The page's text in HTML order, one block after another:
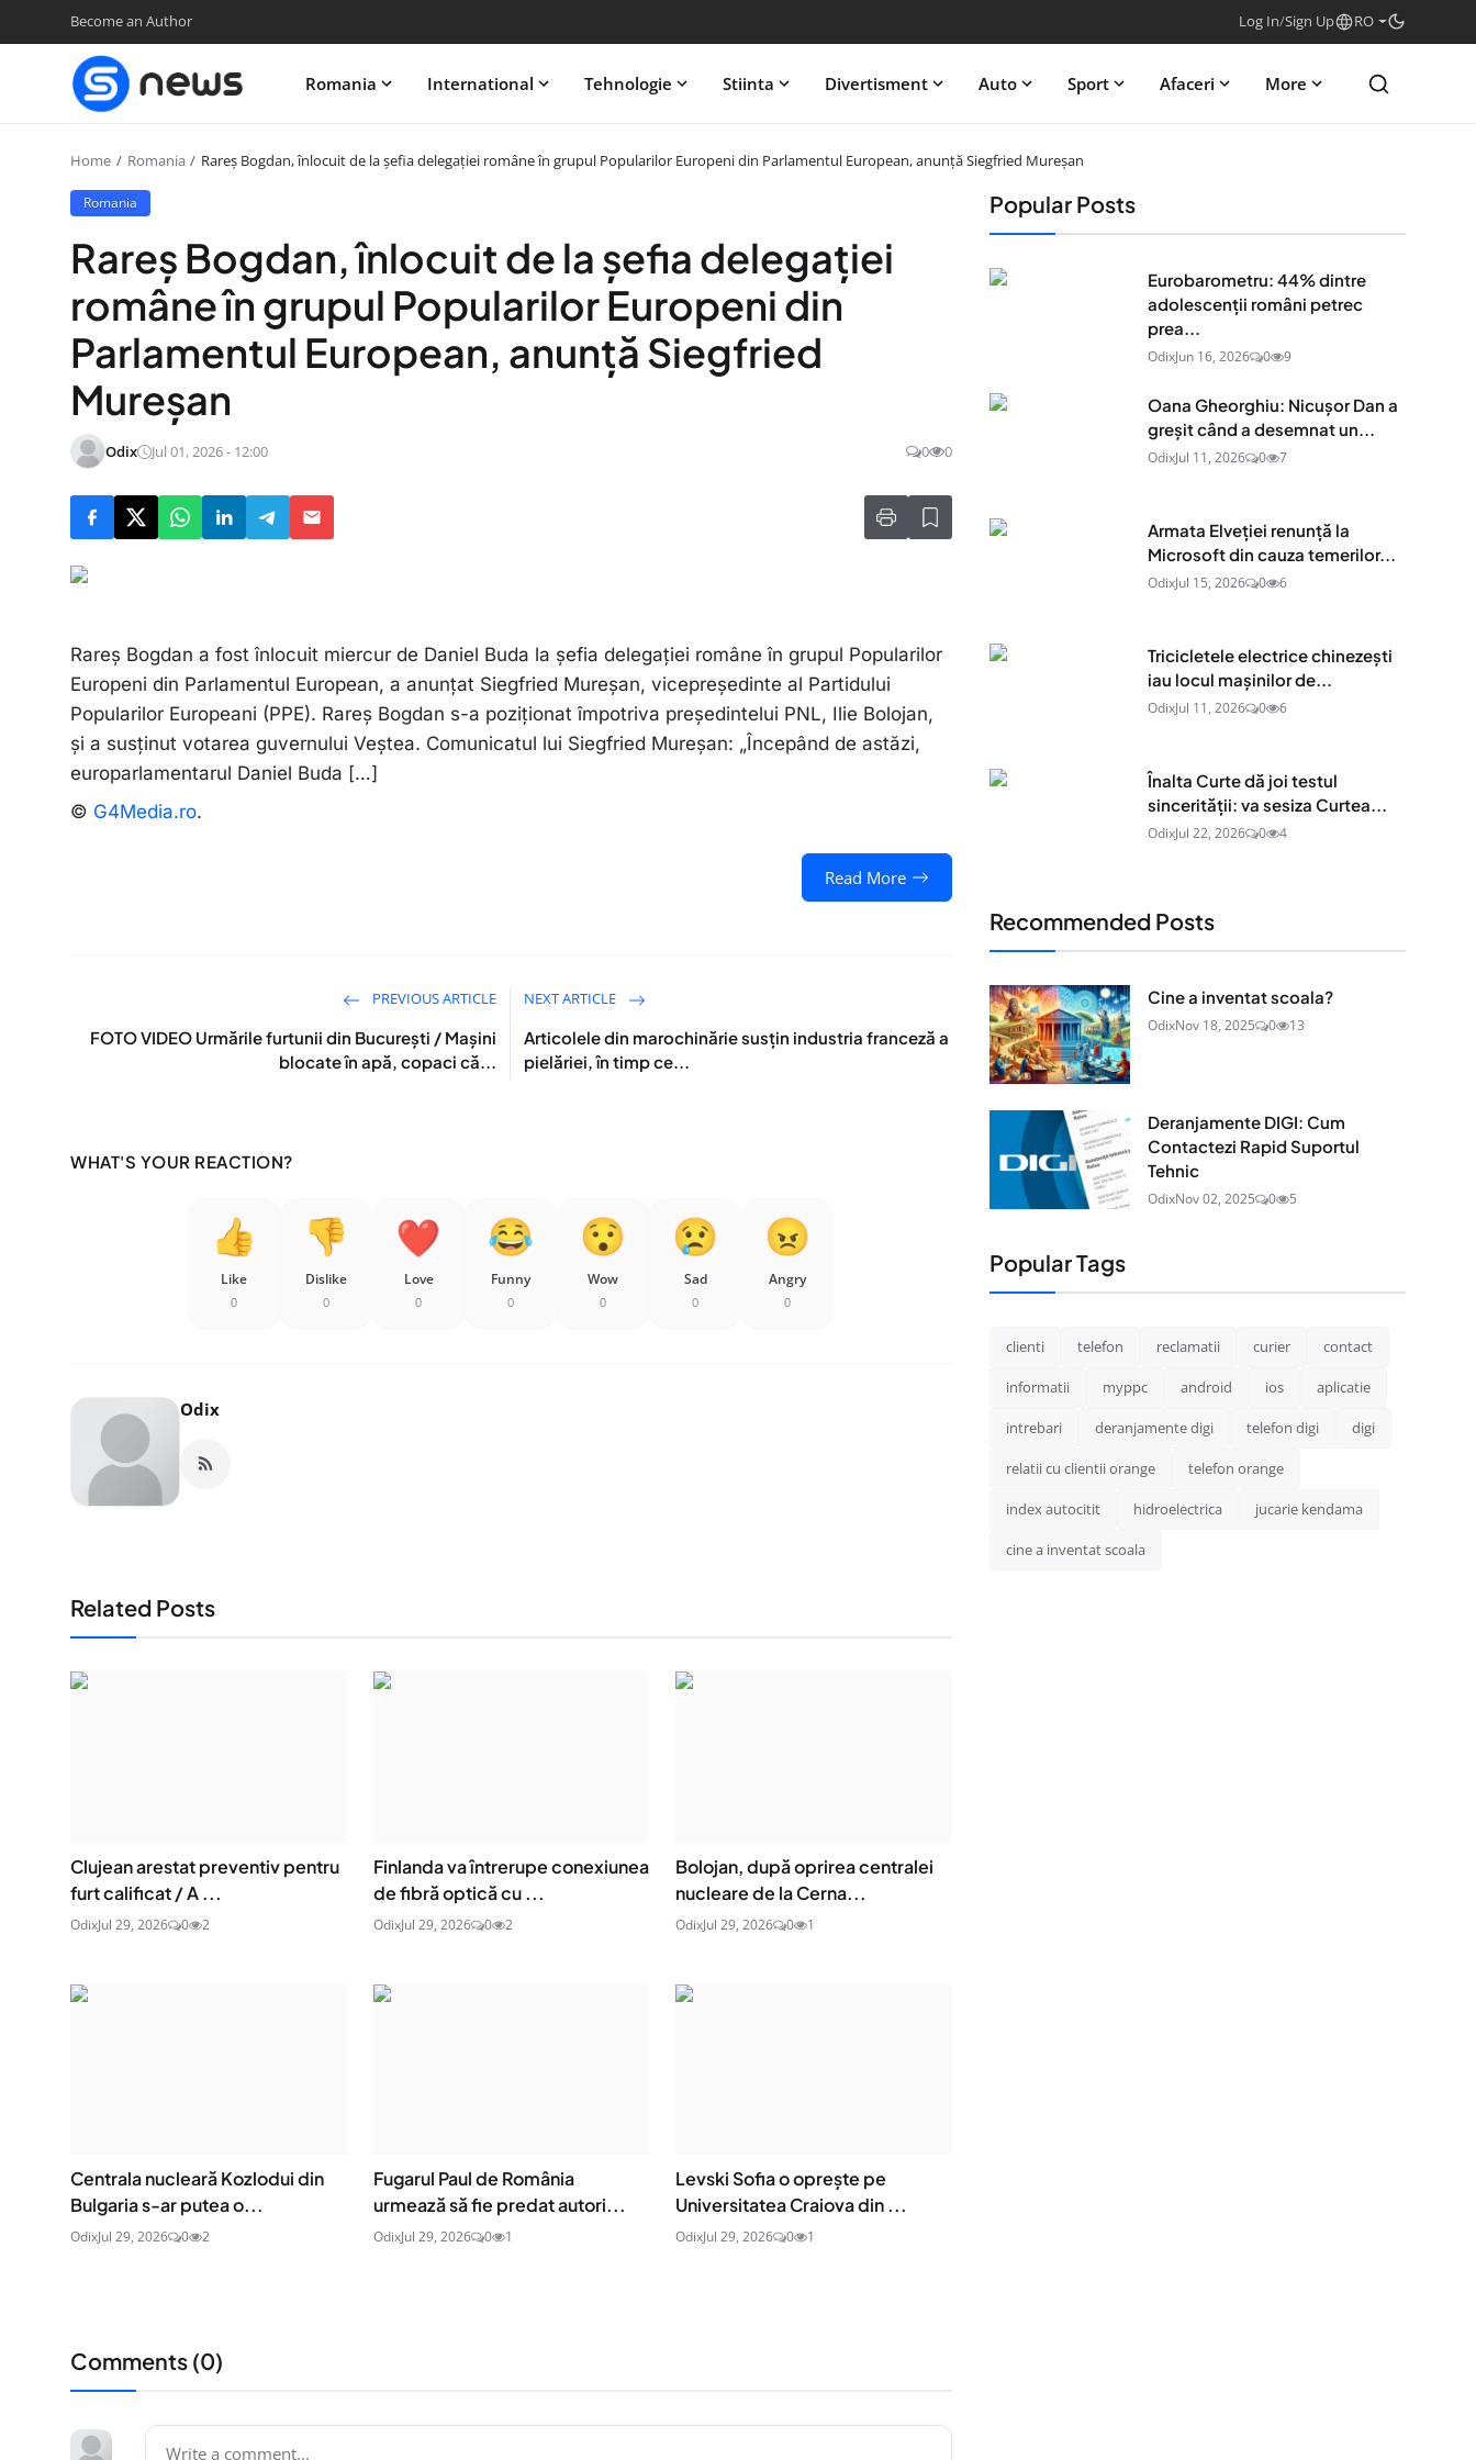
Become an Author Log In/Sign Up RO
Romania International Tehnologie Stiinta Divertisment Auto Sport Afaceri More
Home Romania Rareș Bogdan, înlocuit de la șefia delegației române în grupul Popularilor Europeni din Parlamentul European, anunță Siegfried Mureșan
Romania
Rareș Bogdan, înlocuit de la șefia delegației
române în grupul Popularilor Europeni din
Parlamentul European, anunță Siegfried
Mureșan
Odix Jul 01, 2026 - 12:00 0 0
Rareș Bogdan a fost înlocuit miercur de Daniel Buda la șefia delegației române în grupul Popularilor
Europeni din Parlamentul European, a anunțat Siegfried Mureșan, vicepreședinte al Partidului
Popularilor Europeani (PPE). Rareș Bogdan s-a poziționat împotriva președintelui PNL, Ilie Bolojan,
și a susținut votarea guvernului Veștea. Comunicatul lui Siegfried Mureșan: „Începând de astăzi,
europarlamentarul Daniel Buda […]
© G4Media.ro.
Read More
PREVIOUS ARTICLE
FOTO VIDEO Urmările furtunii din București / Mașini
blocate în apă, copaci că...
NEXT ARTICLE
Articolele din marochinărie susțin industria franceză a
pielăriei, în timp ce...
WHAT'S YOUR REACTION?
Like
0
Dislike
0
Love
0
Funny
0
Wow
0
Sad
0
Angry
0
Odix
Related Posts
Clujean arestat preventiv pentru
furt calificat / A ...
OdixJul 29, 2026 0 2
Finlanda va întrerupe conexiunea
de fibră optică cu ...
OdixJul 29, 2026 0 2
Bolojan, după oprirea centralei
nucleare de la Cerna...
OdixJul 29, 2026 0 1
Centrala nucleară Kozlodui din
Bulgaria s-ar putea o...
OdixJul 29, 2026 0 2
Fugarul Paul de România
urmează să fie predat autori...
OdixJul 29, 2026 0 1
Levski Sofia o oprește pe
Universitatea Craiova din ...
OdixJul 29, 2026 0 1
Comments (0)
Popular Posts
Eurobarometru: 44% dintre
adolescenţii români petrec
prea...
OdixJun 16, 2026 0 9
Oana Gheorghiu: Nicușor Dan a
greșit când a desemnat un...
OdixJul 11, 2026 0 7
Armata Elveției renunță la
Microsoft din cauza temerilor...
OdixJul 15, 2026 0 6
Tricicletele electrice chinezești
iau locul mașinilor de...
OdixJul 11, 2026 0 6
Înalta Curte dă joi testul
sincerității: va sesiza Curtea...
OdixJul 22, 2026 0 4
Recommended Posts
Cine a inventat scoala?
OdixNov 18, 2025 0 13
Deranjamente DIGI: Cum
Contactezi Rapid Suportul
Tehnic
OdixNov 02, 2025 0 5
Popular Tags
clienti telefon reclamatii curier contact
informatii myppc android ios aplicatie
intrebari deranjamente digi telefon digi digi
relatii cu clientii orange telefon orange
index autocitit hidroelectrica jucarie kendama
cine a inventat scoala